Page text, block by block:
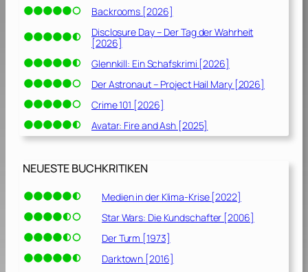
Backrooms [2026]
Disclosure Day – Der Tag der Wahrheit
[2026]
Glennkill: Ein Schafskrimi [2026]
Der Astronaut – Project Hail Mary [2026]
Crime 101 [2026]
Avatar: Fire and Ash [2025]
NEUESTE BUCHKRITIKEN
Medien in der Klima-Krise [2022]
Star Wars: Die Kundschafter [2006]
Der Turm [1973]
Darktown [2016]